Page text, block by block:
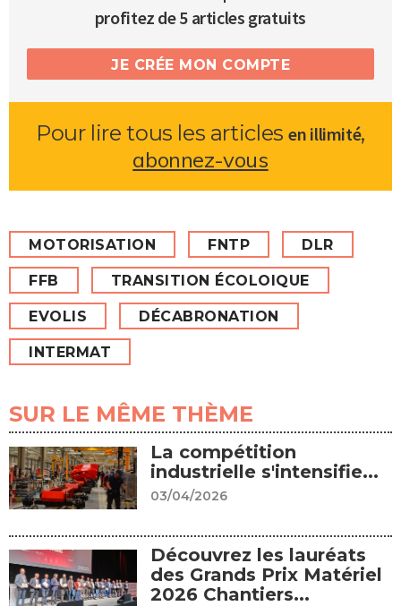
profitez de 5 articles gratuits
JE CRÉE MON COMPTE
Pour lire tous les articlesen illimité,
abonnez-vous
MOTORISATION FNTP DLR
FFB TRANSITION ÉCOLOIQUE
EVOLIS DÉCABRONATION
INTERMAT
SUR LE MÊME THÈME
La compétition
industrielle s'intensifie...
03/04/2026
Découvrez les lauréats
des Grands Prix Matériel
2026 Chantiers...